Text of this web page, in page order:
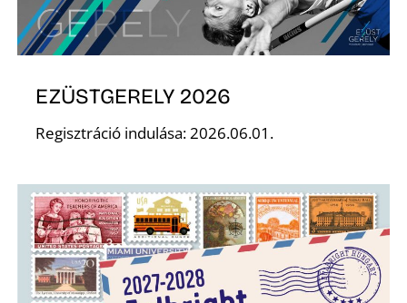
EZÜSTGERELY 2026
Regisztráció indulása: 2026.06.01.